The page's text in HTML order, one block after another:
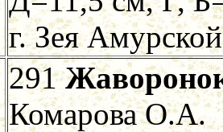
г. Зея
291
Комарова О.А.